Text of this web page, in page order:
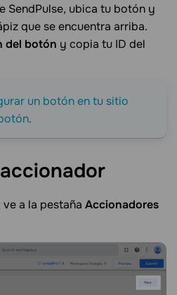
SendPulse, ubica tu botón y
que se encuentra arriba.
del botón y copia tu ID del
un botón en tu sitio
.
accionador
ve a la pestaña Accionadores